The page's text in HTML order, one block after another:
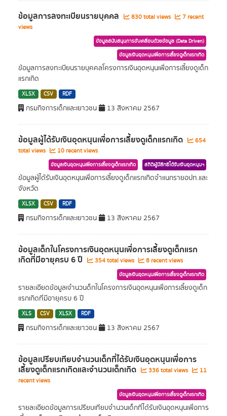
ข้อมูลการลงทะเบียนรายบุคคล 830 total views
7 recent
views
ข้อมูลสนับสนุนการขับเคลื่อนด้วยข้อมูล (Data Driven)
ข้อมูลเงินอุดหนุนเพื่อการเลี้ยงดูเด็กแรกเกิด
ข้อมูลการลงทะเบียนรายบุคคลโครงการเงินอุดหนุนเพื่อการเลี้ยงดูเด็ก
แรกเกิด
XLSX CSV RDF
กรมกิจการเด็กและเยาวชน 13 สิงหาคม 2567
ข้อมูลผู้ได้รับเงินอุดหนุนเพื่อการเลี้ยงดูเด็กแรกเกิด
654
total views
10 recent views
ข้อมูลเงินอุดหนุนเพื่อการเลี้ยงดูเด็กแรกเกิด สถิติผู้มีสิทธิได้รับเงินอุดหนุนฯ
ข้อมูลผู้ได้รับเงินอุดหนุนเพื่อการเลี้ยงดูเด็กแรกเกิดจำแนกรายอปท.และ
จังหวัด
XLSX CSV RDF
กรมกิจการเด็กและเยาวชน 13 สิงหาคม 2567
ข้อมูลเด็กในโครงการเงินอุดหนุนเพื่อการเลี้ยงดูเด็กแรก
เกิดที่มีอายุครบ 6 ปี 354 total views 8 recent views
ข้อมูลเงินอุดหนุนเพื่อการเลี้ยงดูเด็กแรกเกิด
รายละเอียดข้อมูลเจำนวนด็กในโครงการเงินอุดหนุนเพื่อการเลี้ยงดูเด็ก
แรกเกิดที่มีอายุครบ 6 ปี
XLS CSV XLSX RDF
กรมกิจการเด็กและเยาวชน 13 สิงหาคม 2567
ข้อมูลเปรียบเทียบจำนวนเด็กที่ได้รับเงินอุดหนุนเพื่อการ
เลี้ยงดูเด็กแรกเกิดและจำนวนเด็กเกิด 336 total views
11
recent views
ข้อมูลเงินอุดหนุนเพื่อการเลี้ยงดูเด็กแรกเกิด
รายละเอียดข้อมูลการเปรียบเทียบจำนวนเด็กที่ได้รับเงินอุดหนุนเพื่อการ